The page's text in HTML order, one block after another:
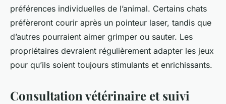
préférences individuelles de l’animal. Certains chats
préfèreront courir après un pointeur laser, tandis que
d’autres pourraient aimer grimper ou sauter. Les
propriétaires devraient régulièrement adapter les jeux
pour qu’ils soient toujours stimulants et enrichissants.
Consultation vétérinaire et suivi